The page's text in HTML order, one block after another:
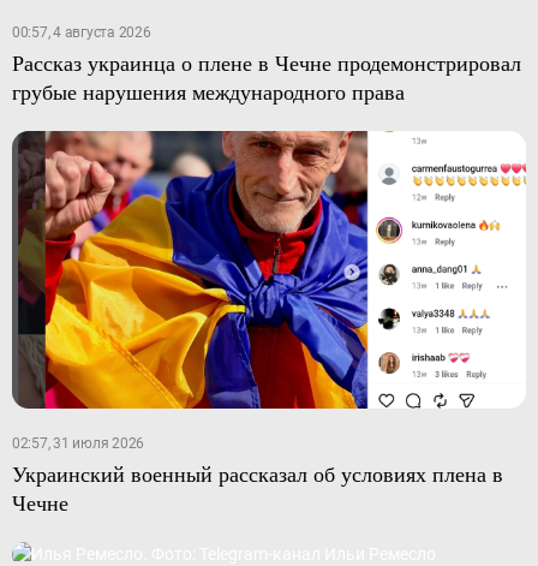
00:57, 4 августа 2026
Рассказ украинца о плене в Чечне продемонстрировал
грубые нарушения международного права
02:57, 31 июля 2026
Украинский военный рассказал об условиях плена в
Чечне